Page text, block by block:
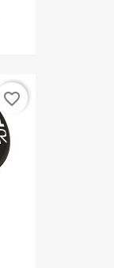
favorite_border